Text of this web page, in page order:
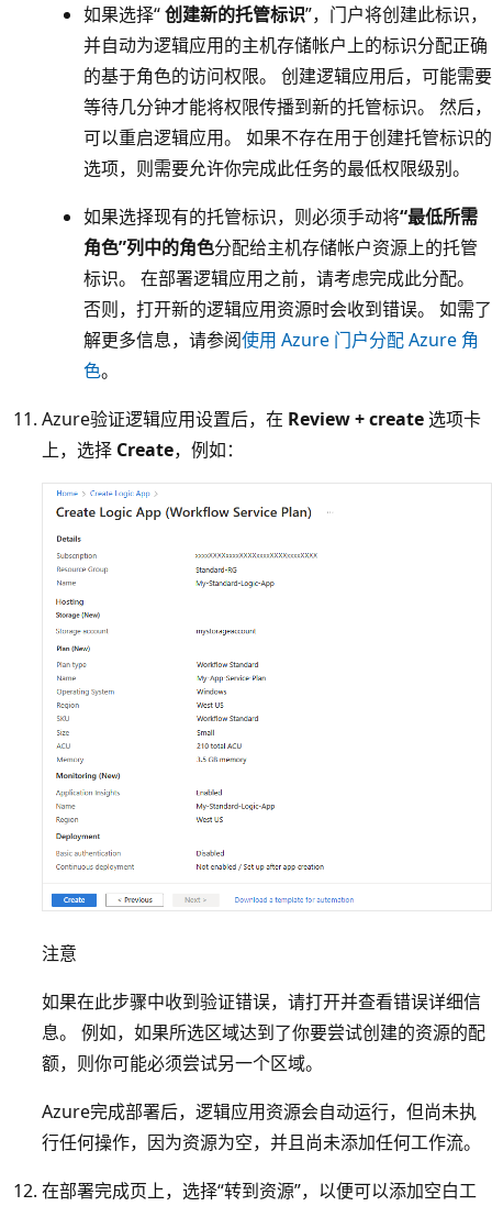
如果选择“创建新的托管标识”，门户将创建此标识，
并自动为逻辑应用的主机存储帐户上的标识分配正确
的基于角色的访问权限。 创建逻辑应用后，可能需要
等待几分钟才能将权限传播到新的托管标识。 然后，
可以重启逻辑应用。 如果不存在用于创建托管标识的
选项，则需要允许你完成此任务的最低权限级别。
如果选择现有的托管标识，则必须手动将“最低所需
角色”列中的角色分配给主机存储帐户资源上的托管
标识。 在部署逻辑应用之前，请考虑完成此分配。
否则，打开新的逻辑应用资源时会收到错误。 如需了
解更多信息，请参阅使用 Azure 门户分配 Azure 角
色。
Azure验证逻辑应用设置后，在 Review + create选项卡
上，选择 Create，例如：
注意
如果在此步骤中收到验证错误，请打开并查看错误详细信
息。 例如，如果所选区域达到了你要尝试创建的资源的配
额，则你可能必须尝试另一个区域。
Azure完成部署后，逻辑应用资源会自动运行，但尚未执
行任何操作，因为资源为空，并且尚未添加任何工作流。
在部署完成页上，选择“转到资源”，以便可以添加空白工